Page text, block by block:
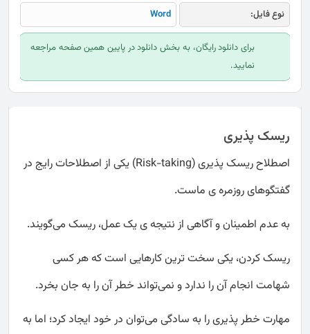
نوع فایل:
Word
برای دانلود رایگان، به بخش دانلود در پایین همین صفحه مراجعه
نمایید.
ریسک پذیری
اصطلاح ریسک پذیری (Risk-taking) یکی از اصطلاحات رایج در
گفتگوهای روزمره‌ ی ماست.
به عدم اطمینان و آگاهی از نتیجه ی یک عمل، ریسک می‌گویند.
ریسک کردن، یکی سخت‌ ترین کارهایی است که هر کسی
شهامت انجام آن را ندارد و نمی‌تواند خطر آن را به جان بخرد.
مهارت خطر پذیری را به سادگی می‌توان در خود ایجاد کرد؛ اما به